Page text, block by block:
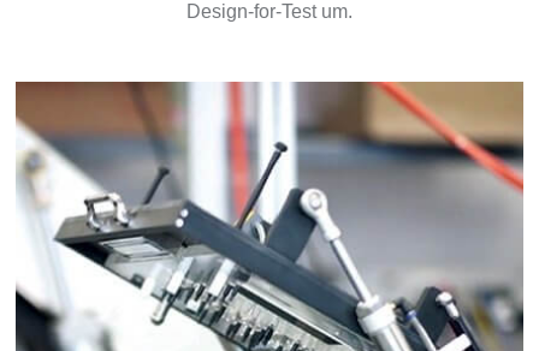
Design-for-Test um.